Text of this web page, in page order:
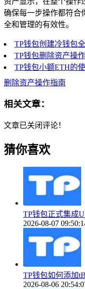
确保每一步操作都符合
全和管理的有效性。
TP钱包创建冷钱包
TP钱包删除资产操
TP钱包小额ETH的
删除资产操作指南
相关文章：
文章已关闭评论！
猜你喜欢
TP钱包正式集成
2026-08-07
TP钱包如何添加
2026-08-06